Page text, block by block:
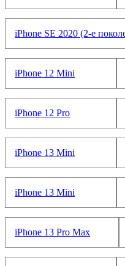
iPhone SE 2020 (2-е
iPhone 12 Mini
iPhone 12 Pro
iPhone 13 Mini
iPhone 13 Mini
iPhone 13 Pro Max